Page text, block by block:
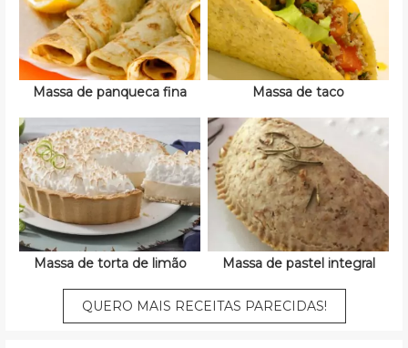
Massa de panqueca fina Massa de taco
Massa de torta de limão Massa de pastel integral
QUERO MAIS RECEITAS PARECIDAS!